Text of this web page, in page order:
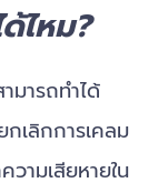
ไหม?
ารถทำได้
เลิกการเคลม
ามเสียหายใน